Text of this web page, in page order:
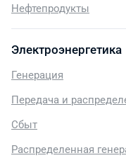
Нефтепродукты
Электроэнергетика
Генерация
Передача и
Сбыт
Распределенная